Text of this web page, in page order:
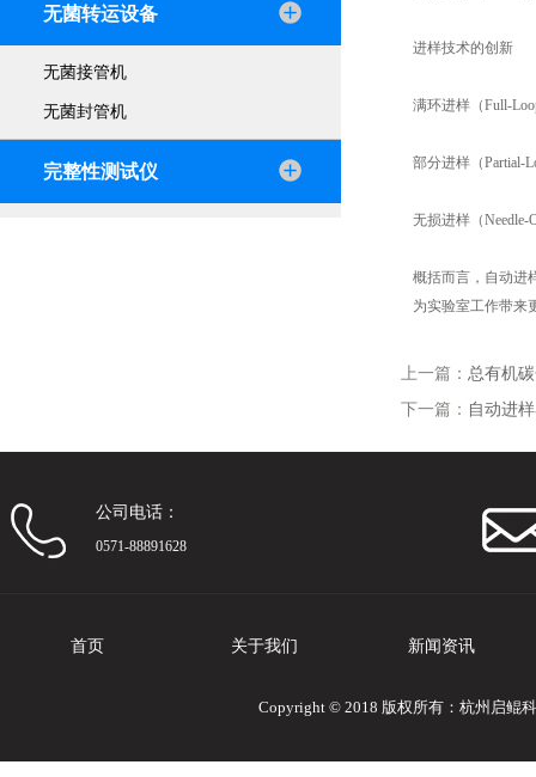
无菌转运设备
无菌接管机
无菌封管机
完整性测试仪
进样技术的创新
满环进样（Full-
部分进样（Partial-
无损进样（
概括而言，自动进
为实验室工作带来
上一篇： 总有机
下一篇： 自动进
公司电话：
0571-88891628
首页 关于我们 新闻资讯
Copyright © 2018 版权所有：杭州启鲲